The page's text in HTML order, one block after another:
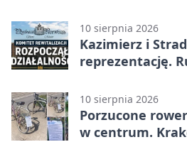
10 sierpnia 2026
Kazimierz i
reprezentację.
10 sierpnia 2026
Porzucone
w centrum.